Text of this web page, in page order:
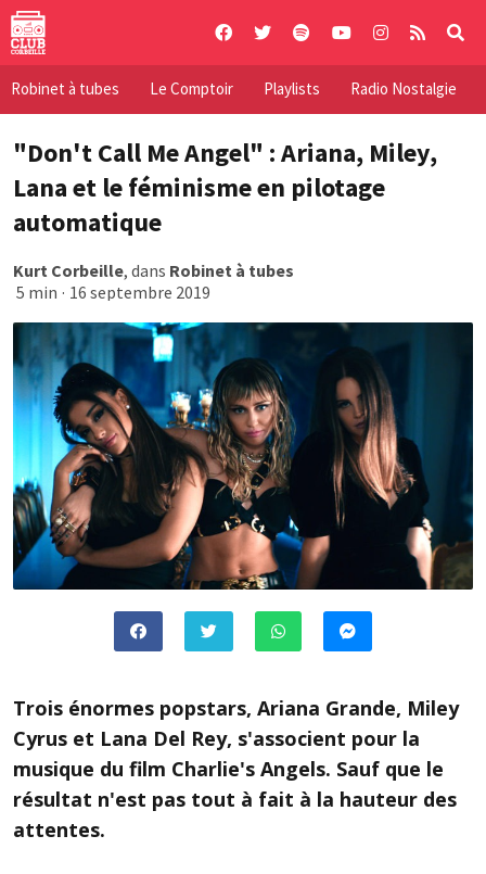
Skip
content
Robinet à tubes Le Comptoir Playlists Radio Nostalgie
"Don't Call Me Angel" : Ariana, Miley,
Lana et le féminisme en pilotage
automatique
Kurt Corbeille, dans Robinet à tubes
5 min · 16 septembre 2019
Trois énormes popstars, Ariana Grande, Miley
Cyrus et Lana Del Rey, s'associent pour la
musique du film Charlie's Angels. Sauf que le
résultat n'est pas tout à fait à la hauteur des
attentes.